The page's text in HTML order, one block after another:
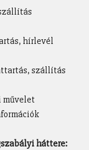
hírlevél
szállítás
művelet
háttere: